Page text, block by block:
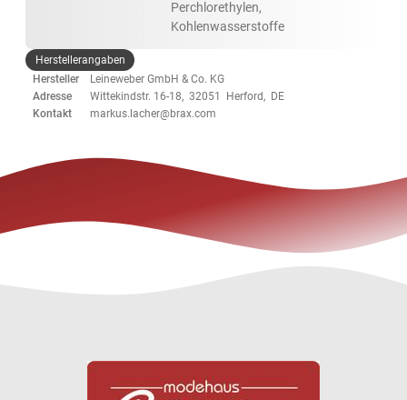
Perchlorethylen,
Kohlenwasserstoffe
Herstellerangaben
Hersteller
Leineweber GmbH & Co. KG
Adresse
Wittekindstr. 16-18, 32051 Herford, DE
Kontakt
markus.lacher@brax.com